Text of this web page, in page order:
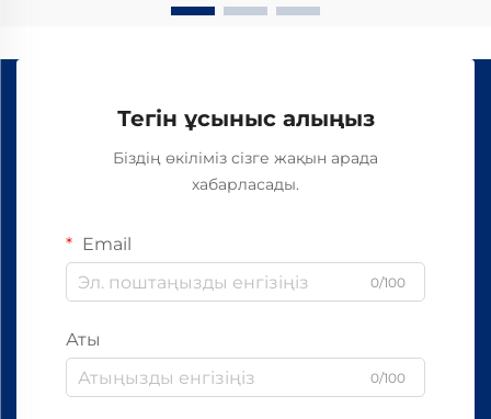
Тегін ұсыныс алыңыз
Біздің өкіліміз сізге жақын арада
хабарласады.
Email
0/100
Аты
0/100